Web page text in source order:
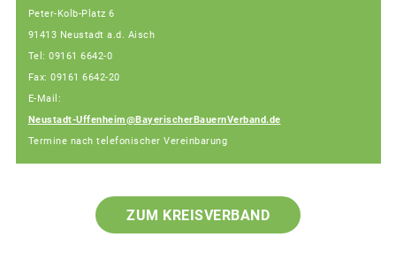
Peter-Kolb-Platz 6
91413 Neustadt a.d. Aisch
Tel: 09161 6642-0
Fax: 09161 6642-20
E-Mail:
Neustadt-Uffenheim@BayerischerBauernVerband.de
Termine nach telefonischer Vereinbarung
ZUM KREISVERBAND